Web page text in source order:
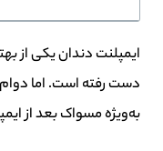
ایمپلنت دندان یکی از
دست رفته است. اما
به‌ویژه مسواک بعد از